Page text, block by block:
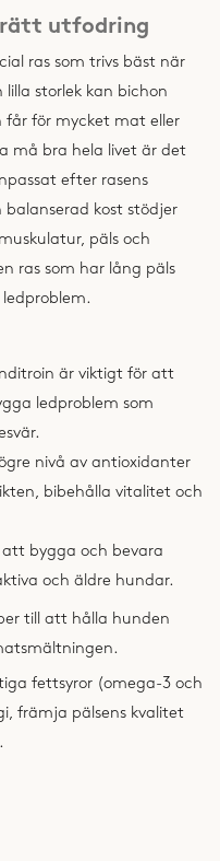
rätt utfodring
ras som trivs bäst när
lilla storlek kan bichon
får för mycket mat eller
må bra hela livet är det
efter rasens
balanserad kost stödjer
päls och
ras som har lång päls
är viktigt för att
ledproblem som
nivå av antioxidanter
bibehålla vitalitet och
bygga och bevara
och äldre hundar.
till att hålla hunden
fettsyror (omega-3 och
främja pälsens kvalitet